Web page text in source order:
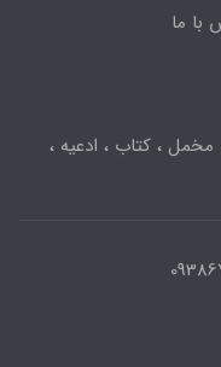
با ما
مخمل ، کتاب ، ادعیه ،